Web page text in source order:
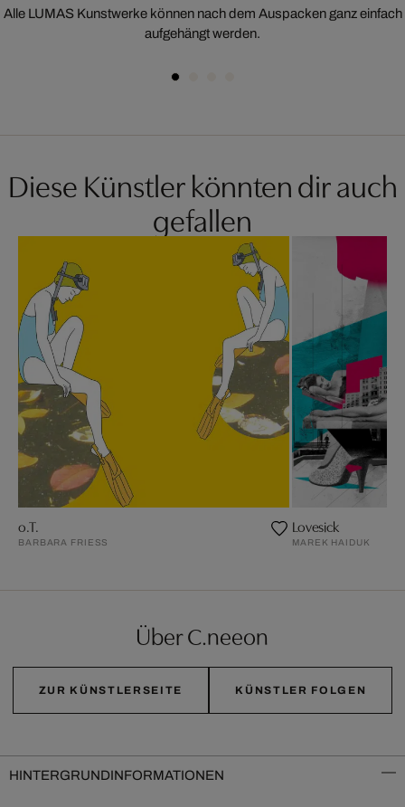
Alle LUMAS Kunstwerke können nach dem Auspacken ganz einfach
aufgehängt werden.
Diese Künstler könnten dir auch
gefallen
o.T.
BARBARA FRIESS
Lovesick
MAREK HAIDUK
Über C.neeon
ZUR KÜNSTLERSEITE KÜNSTLER FOLGEN
HINTERGRUNDINFORMATIONEN